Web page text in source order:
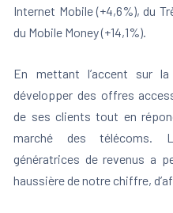
Internet Mobile (+4,6%), du
du Mobile Money (+14,1%).
En mettant l’accent sur
développer des offres
de ses clients tout en
marché des télécoms.
génératrices de revenus a
haussière de notre chiffre,